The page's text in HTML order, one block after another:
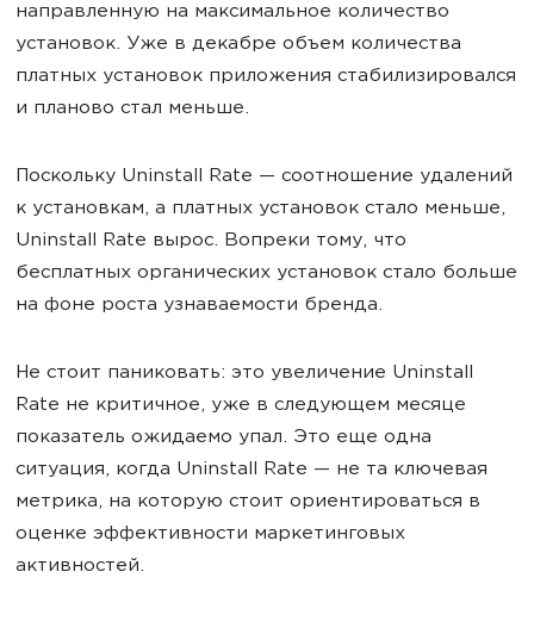
направленную на максимальное количество
установок. Уже в декабре объем количества
платных установок приложения стабилизировался
и планово стал меньше.
Поскольку Uninstall Rate — соотношение удалений
к установкам, а платных установок стало меньше,
Uninstall Rate вырос. Вопреки тому, что
бесплатных органических установок стало больше
на фоне роста узнаваемости бренда.
Не стоит паниковать: это увеличение Uninstall
Rate не критичное, уже в следующем месяце
показатель ожидаемо упал. Это еще одна
ситуация, когда Uninstall Rate — не та ключевая
метрика, на которую стоит ориентироваться в
оценке эффективности маркетинговых
активностей.